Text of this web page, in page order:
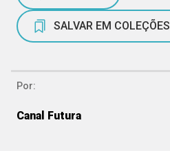
SALVAR EM COLEÇÕES
Por:
Canal Futura